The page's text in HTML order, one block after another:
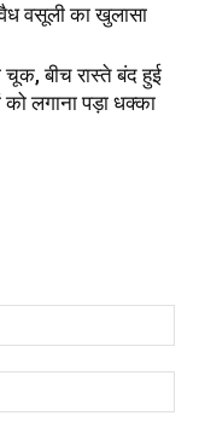
वसूली का खुलासा
चूक, बीच रास्ते बंद हुई
को लगाना पड़ा धक्का